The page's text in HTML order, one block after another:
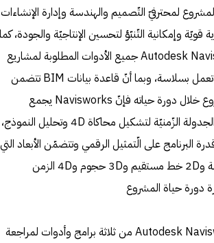
لمحترفيّ التّصميم والهندسة وإدارة الإنشاءات
وإمكانية التّنبّؤ لتحسين الإنتاجيّة والجودة، كما
يوفّر برنامج Autodesk Navisworks جميع الأدوات المطلوبة لمشاريع
الهندسة والبناء حتى تعمل بسلاسة، وبما أنّ قاعدة بيانات BIM تتضمن
كافّة معلومات المشروع خلال دورة حياته فإنّ Navisworks يجمع
التّنسيق المكاني مع الجدولة الزّمنيّة لتشكيل محاكاة 4D وتحليل النموذج،
البرنامج على الّتمثيل الرقمي وتتضمّن الأبعاد التي
يمثّلها التّالي: 1D نقطة و2D خط مستقيم و3D حجوم و4D الزمن
يتألّف برنامج Autodesk Navisworks من ثلاثة برامج وأدوات لمراجعة